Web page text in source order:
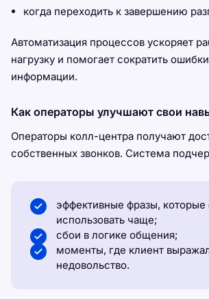
когда переходить к завершению
Автоматизация процессов ускоряет
нагрузку и помогает сократить
информации.
Как операторы улучшают свои
Операторы колл-центра получают
собственных звонков. Система
эффективные фразы, которые
использовать чаще;
сбои в логике общения;
моменты, где клиент
недовольство.